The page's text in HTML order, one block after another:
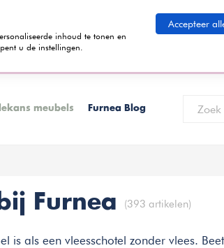
Tijdens het bestelproces kun je kiezen voor de
meubels Furnea Blog
Furnea (393 artikelen)
is als een vleesschotel zonder vlees.
inhoud te tonen en
u de instellingen.
Accepteer